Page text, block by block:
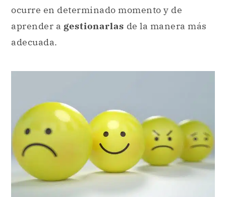
ocurre en determinado momento y de
aprender a gestionarlas de la manera más
adecuada.